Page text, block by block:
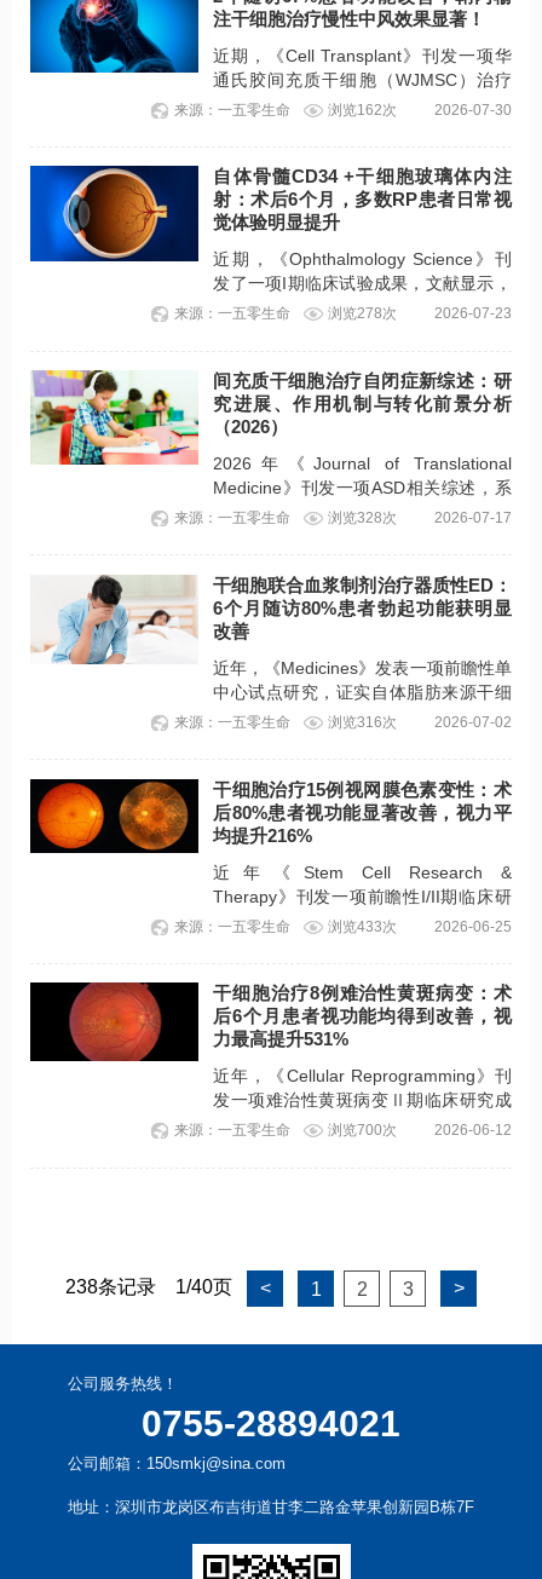
注干细胞治疗慢性中风效果显著！
近期，《Cell Transplant》刊发一项华
通氏胶间充质干细胞（WJMSC）治疗
慢性缺血性卒中（又称“中风”）病例对
得到改善，全程治疗安全性表现优异。
来源：一五零生命 浏览162次 2026-07-30
自体骨髓CD34 +干细胞玻璃体内注
射：术后6个月，多数RP患者日常视
觉体验明显提升
近期，《Ophthalmology Science》刊
发了一项I期临床试验成果，文献显示，
玻璃体内输注自体骨髓CD34 +干细胞对
提升/稳定，主观视觉功能显著改善。
来源：一五零生命 浏览278次 2026-07-23
间充质干细胞治疗自闭症新综述：研
究进展、作用机制与转化前景分析
（2026）
2026年《Journal of Translational
Medicine》刊发一项ASD相关综述，系
统梳理近十年临床前与临床证据，完整
来源：一五零生命 浏览328次 2026-07-17
干细胞联合血浆制剂治疗器质性ED：
6个月随访80%患者勃起功能获明显
改善
近年，《Medicines》发表一项前瞻性单
中心试点研究，证实自体脂肪来源干细
胞（ADSCs）联合血小板裂解物血浆
来源：一五零生命 浏览316次 2026-07-02
干细胞治疗15例视网膜色素变性：术
后80%患者视功能显著改善，视力平
均提升216%
近年《Stem Cell Research &
Therapy》刊发一项前瞻性I/II期临床研
究成果，15例中度偏重度视功能受损视
视力、视野、电生理指标显著改善，视
力平均提升216%（logMAR数值下降代
表视力提升）。
来源：一五零生命 浏览433次 2026-06-25
干细胞治疗8例难治性黄斑病变：术
后6个月患者视功能均得到改善，视
力最高提升531%
近年，《Cellular Reprogramming》刊
发一项难治性黄斑病变Ⅱ期临床研究成
果。8名患者接受脉络膜上腔脂肪组织来
来源：一五零生命 浏览700次 2026-06-12
238条记录 1/40页 < 1 2 3 >
公司服务热线！
0755-28894021
公司邮箱：150smkj@sina.com
地址：深圳市龙岗区布吉街道甘李二路金苹果创新园B栋7F